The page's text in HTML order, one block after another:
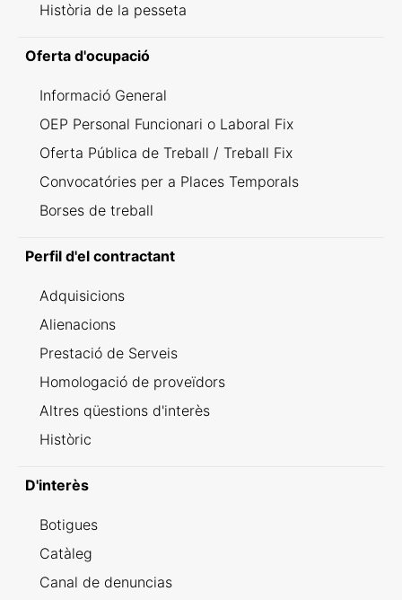
Història de la pesseta
Oferta d'ocupació
Informació General
OEP Personal Funcionari o Laboral Fix
Oferta Pública de Treball / Treball Fix
Convocatóries per a Places Temporals
Borses de treball
Perfil d'el contractant
Adquisicions
Alienacions
Prestació de Serveis
Homologació de proveïdors
Altres qüestions d'interès
Històric
D'interès
Botigues
Catàleg
Canal de denuncias